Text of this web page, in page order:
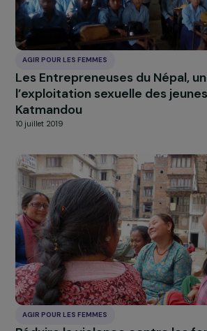
AGIR POUR LES FEMMES
Accompagnement des
violences conjugales et
10 juillet 2019